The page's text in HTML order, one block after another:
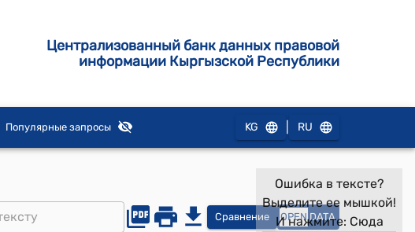
Централизованный банк данных правовой
информации Кыргызской Республики
Популярные запросы KG RU
Сравнение OPEN DATA
Ошибка в тексте?
Выделите ее мышкой!
И нажмите: Сюда